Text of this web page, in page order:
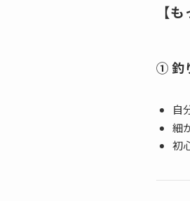
【
① 釣
自
細
初